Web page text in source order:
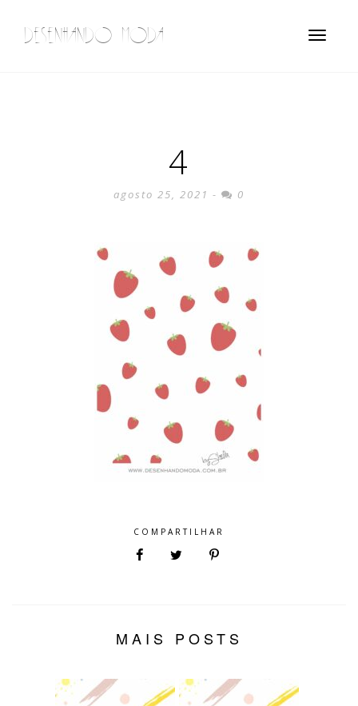
Toggle
DESENHANDO MODA
4
agosto 25, 2021 - 0
COMPARTILHAR
MAIS POSTS